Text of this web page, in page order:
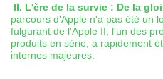
II. L'ère de la survie : De la
parcours d'Apple n'a pas été un
fulgurant de l'Apple II, l'un des
produits en série, a rapidement
internes majeures.